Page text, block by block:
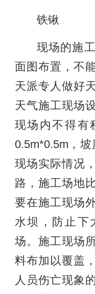
铁锹
现场的施
面图布置，不
天派专人做好
天气施工现场
现场内不得有
0.5m*0.5m，
现场实际情况
路，施工场地
要在施工现场
水坝，防止下
场。施工现场
料布加以覆盖
人员伤亡现象